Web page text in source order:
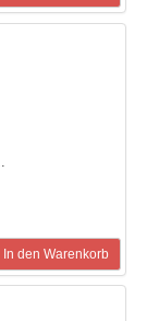
In den Warenkorb